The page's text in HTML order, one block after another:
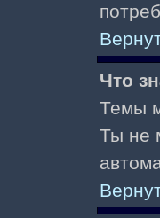
Что
Темы
Ты не